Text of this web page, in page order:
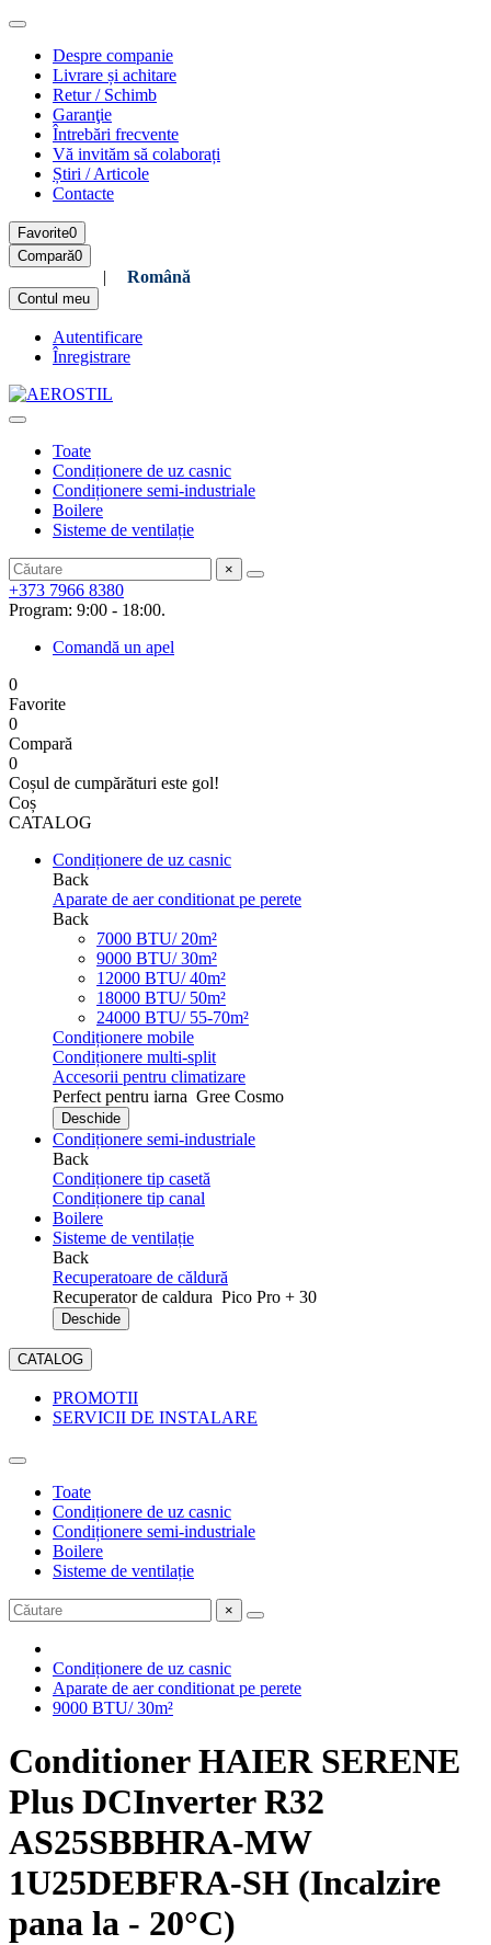
Despre companie
Livrare și achitare
Retur / Schimb
Garanţie
Întrebări frecvente
Vă invităm să colaborați
Știri / Articole
Contacte
Favorite0
Compară0
| Română
Contul meu
Autentificare
Înregistrare
Toate
Condiționere de uz casnic
Condiționere semi-industriale
Boilere
Sisteme de ventilație
×
+373 7966 8380
Program: 9:00 - 18:00.
Comandă un apel
0
Favorite
0
Compară
0
Coșul de cumpărături este gol!
Coș
CATALOG
Condiționere de uz casnic
Back
Aparate de aer conditionat pe perete
Back
7000 BTU/ 20m²
9000 BTU/ 30m²
12000 BTU/ 40m²
18000 BTU/ 50m²
24000 BTU/ 55-70m²
Condiționere mobile
Condiționere multi-split
Accesorii pentru climatizare
Perfect pentru iarna Gree Cosmo
Deschide
Condiționere semi-industriale
Back
Condiționere tip casetă
Condiționere tip canal
Boilere
Sisteme de ventilație
Back
Recuperatoare de căldură
Recuperator de caldura Pico Pro + 30
Deschide
CATALOG
PROMOTII
SERVICII DE INSTALARE
Toate
Condiționere de uz casnic
Condiționere semi-industriale
Boilere
Sisteme de ventilație
×
Condiționere de uz casnic
Aparate de aer conditionat pe perete
9000 BTU/ 30m²
Conditioner HAIER SERENE
Plus DCInverter R32
AS25SBBHRA-MW
1U25DEBFRA-SH (Incalzire
pana la - 20°C)